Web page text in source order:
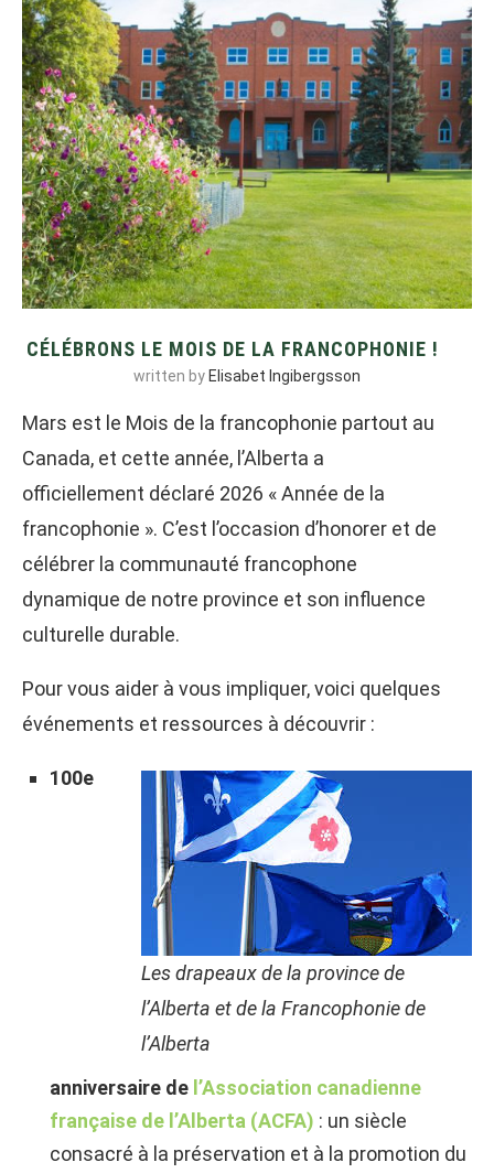
CÉLÉBRONS LE MOIS DE LA FRANCOPHONIE !
written by Elisabet Ingibergsson
Mars est le Mois de la francophonie partout au
Canada, et cette année, l’Alberta a
officiellement déclaré 2026 « Année de la
francophonie ». C’est l’occasion d’honorer et de
célébrer la communauté francophone
dynamique de notre province et son influence
culturelle durable.
Pour vous aider à vous impliquer, voici quelques
événements et ressources à découvrir :
Les drapeaux de la province de
l’Alberta et de la Francophonie de
l’Alberta
100e
anniversaire de l’Association canadienne
française de l’Alberta (ACFA) : un siècle
consacré à la préservation et à la promotion du